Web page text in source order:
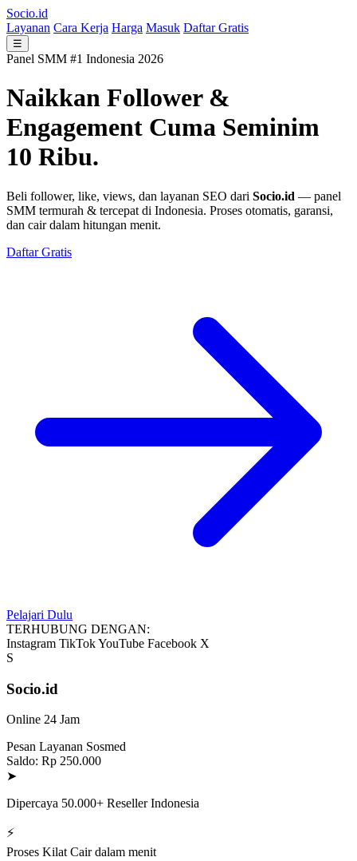
Socio.id
Layanan Cara Kerja Harga Masuk Daftar Gratis
☰
Panel SMM #1 Indonesia 2026
Naikkan Follower &
Engagement Cuma Seminim
10 Ribu.
Beli follower, like, views, dan layanan SEO dari Socio.id — panel
SMM termurah & tercepat di Indonesia. Proses otomatis, garansi,
dan cair dalam hitungan menit.
Daftar Gratis
Pelajari Dulu
TERHUBUNG DENGAN:
Instagram TikTokYouTube Facebook X
S
Socio.id
Online 24 Jam
Pesan Layanan Sosmed
Saldo: Rp 250.000
➤
Dipercaya 50.000+ Reseller Indonesia
⚡
Proses Kilat Cair dalam menit